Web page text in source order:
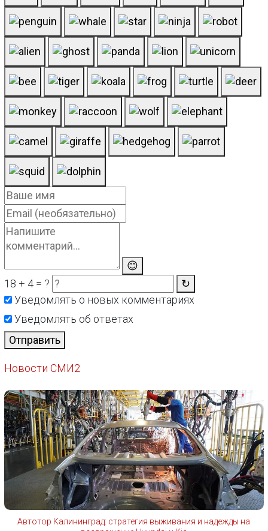
😊
18 + 4 = ?
↻
Уведомлять о новых комментариях
Уведомлять об ответах
Отправить
Новости СМИ2
Автотор Калининград: стратегия выживания и надежды на